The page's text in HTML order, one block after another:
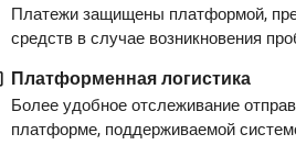
Платежи защищены платформой,
средств в случае возникновения
Платформенная логистика
Более удобное отслеживание
платформе, поддерживаемой